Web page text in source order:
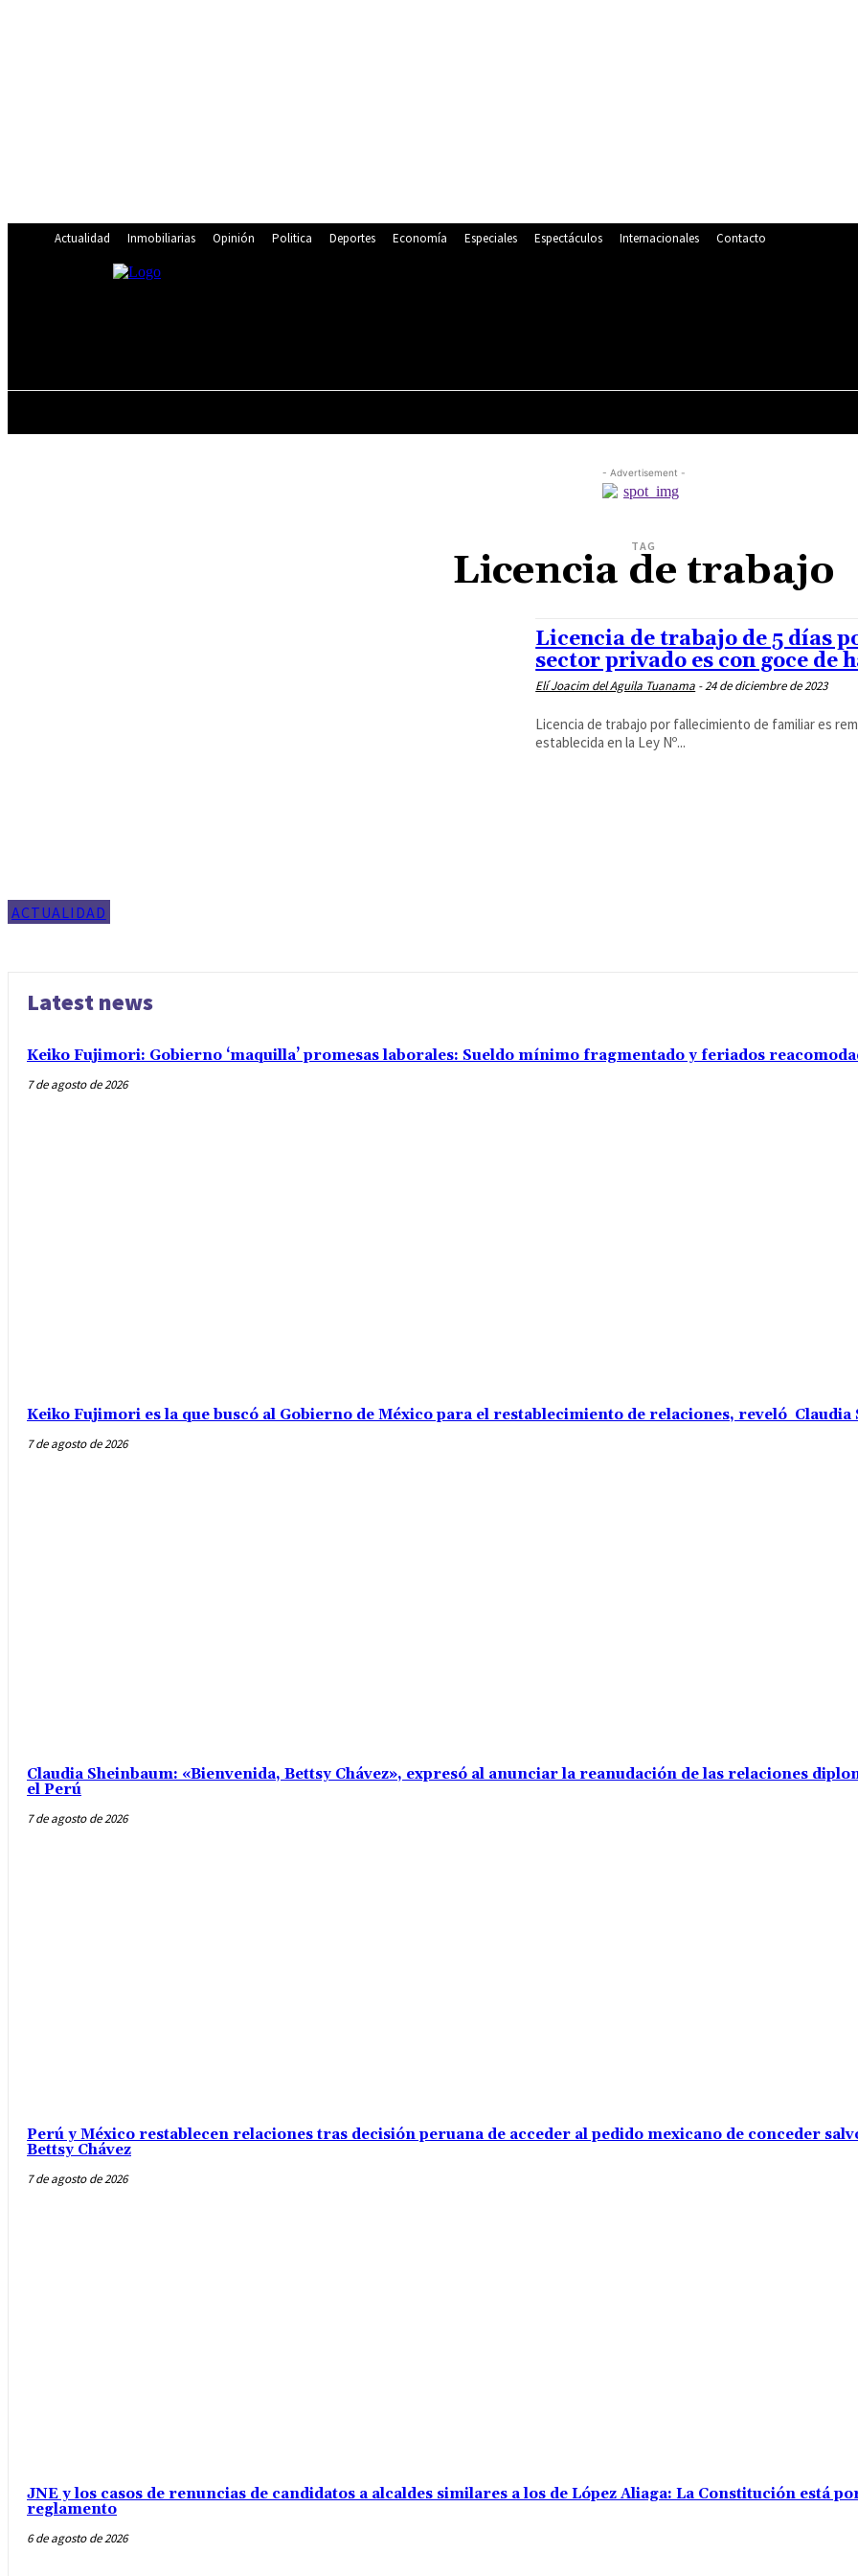
Actualidad Inmobiliarias Opinión Politica Deportes Economía Especiales Espectáculos Internacionales Contacto
- Advertisement -
TAG
Licencia de trabajo
ACTUALIDAD
Licencia de trabajo de 5 días
sector privado es con goce de
Elí Joacim del Aguila Tuanama -24 de diciembre de 2023
Licencia de trabajo por fallecimiento de familiar es
establecida en la Ley Nº...
Latest news
Keiko Fujimori: Gobierno ‘maquilla’ promesas laborales: Sueldo mínimo fragmentado y feriados
7 de agosto de 2026
Keiko Fujimori es la que buscó al Gobierno de México para el restablecimiento de relaciones, reveló Claudia
7 de agosto de 2026
Claudia Sheinbaum: «Bienvenida, Bettsy Chávez», expresó al anunciar la reanudación de las relaciones
el Perú
7 de agosto de 2026
Perú y México restablecen relaciones tras decisión peruana de acceder al pedido mexicano de conceder
Bettsy Chávez
7 de agosto de 2026
JNE y los casos de renuncias de candidatos a alcaldes similares a los de López Aliaga: La Constitución está
reglamento
6 de agosto de 2026